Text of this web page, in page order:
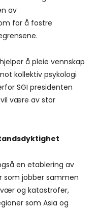
av
for å fostre
å pleie vennskap
kollektiv psykologi
SGI presidenten
vil være av stor
en etablering av
som jobber sammen
og katastrofer,
som Asia og